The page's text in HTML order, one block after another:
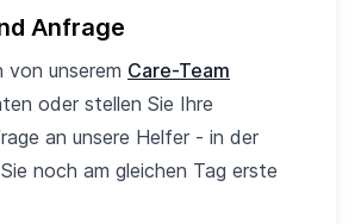
Anfrage
von unserem Care-Team
oder stellen Sie Ihre
an unsere Helfer - in der
noch am gleichen Tag erste